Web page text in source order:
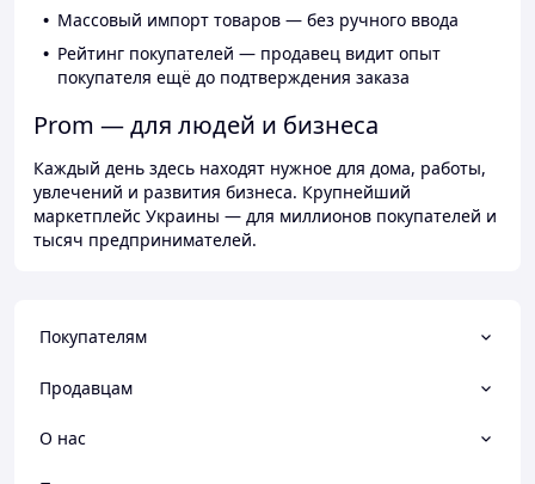
Массовый импорт товаров — без ручного ввода
Рейтинг покупателей — продавец видит опыт
покупателя ещё до подтверждения заказа
Prom — для людей и бизнеса
Каждый день здесь находят нужное для дома, работы,
увлечений и развития бизнеса. Крупнейший
маркетплейс Украины — для миллионов покупателей и
тысяч предпринимателей.
Покупателям
Продавцам
О нас